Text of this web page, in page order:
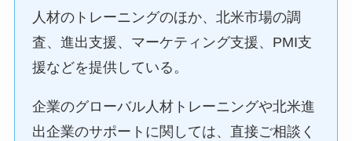
人材のトレーニングのほか、北米市場の調
査、進出支援、マーケティング支援、PMI支
援などを提供している。
企業のグローバル人材トレーニングや北米進
出企業のサポートに関しては、直接ご相談く